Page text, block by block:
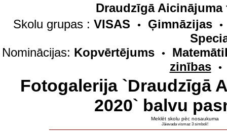
Draudzīgā
Skolu grupas : VISAS • Ģimnāzijas •
Nominācijas: Kopvērtējums •
zinības
•
Fotogalerija `Draudzīgā
2020` balvu
Meklēt skolu pēc nosaukuma
Jāievada vismaz 3 simboli!